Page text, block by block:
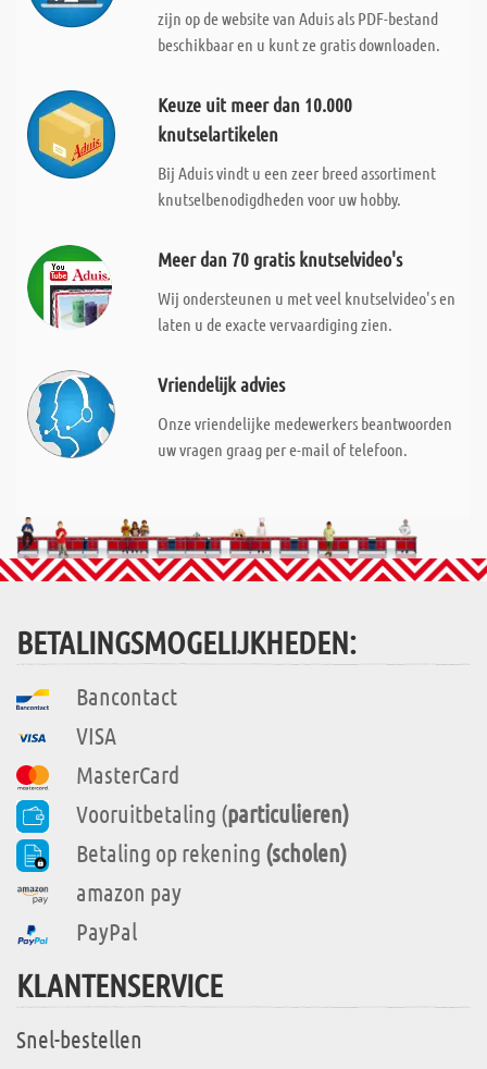
zijn op de website van Aduis als PDF-bestand
beschikbaar en u kunt ze gratis downloaden.
Keuze uit meer dan 10.000
knutselartikelen
Bij Aduis vindt u een zeer breed assortiment
knutselbenodigdheden voor uw hobby.
Meer dan 70 gratis knutselvideo's
Wij ondersteunen u met veel knutselvideo's en
laten u de exacte vervaardiging zien.
Vriendelijk advies
Onze vriendelijke medewerkers beantwoorden
uw vragen graag per e-mail of telefoon.
BETALINGSMOGELIJKHEDEN:
Bancontact
VISA
MasterCard
Vooruitbetaling (particulieren)
Betaling op rekening (scholen)
amazon pay
PayPal
KLANTENSERVICE
Snel-bestellen